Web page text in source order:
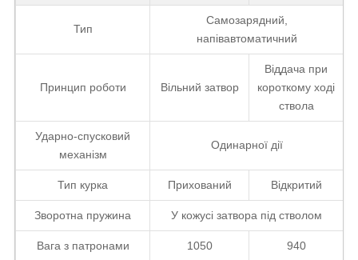
Тип
Самозарядний,
напівавтоматичний
Принцип роботи Вільний затвор
Віддача при
короткому ході
ствола
Ударно-спусковий
механізм
Одинарної дії
Тип курка Прихований Відкритий
Зворотна пружина У кожусі затвора під стволом
Вага з патронами 1050 940